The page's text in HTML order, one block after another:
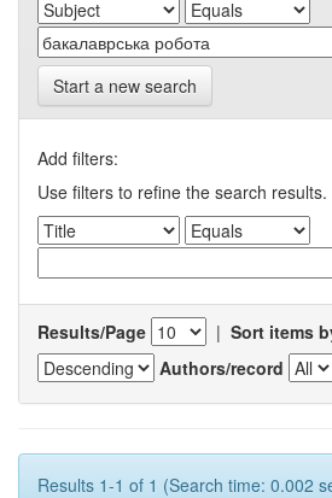
Start a new search
Add filters:
Use filters to refine the search results.
Results/Page | Sort items
Authors/record
Results 1-1 of 1 (Search time: 0.002